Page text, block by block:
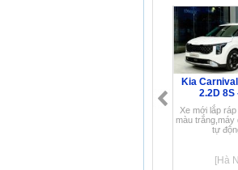
Kia
2.2D 8S
Xe mới lắp
màu trắng,máy
tự
[Hà